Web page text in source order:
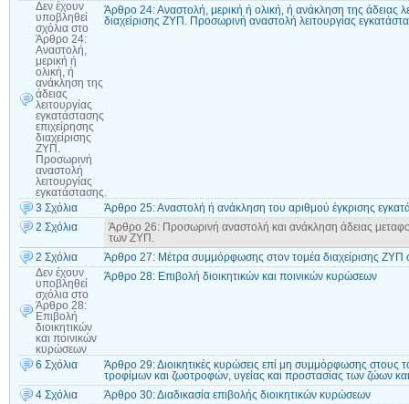
Δεν έχουν
υποβληθεί
σχόλια στο
Άρθρο 24:
Αναστολή,
μερική ή
ολική, ή
ανάκληση της
άδειας
λειτουργίας
εγκατάστασης
επιχείρησης
διαχείρισης
ΖΥΠ.
Προσωρινή
αναστολή
λειτουργίας
εγκατάστασης.
Άρθρο 24: Αναστολή, μερική ή ολική, ή ανάκληση της άδειας
διαχείρισης ΖΥΠ. Προσωρινή αναστολή λειτουργίας
3 Σχόλια
Άρθρο 25: Αναστολή ή ανάκληση του αριθμού έγκρισης
2 Σχόλια
Άρθρο 26: Προσωρινή αναστολή και ανάκληση άδειας
των ΖΥΠ.
2 Σχόλια
Άρθρο 27: Μέτρα συμμόρφωσης στον τομέα διαχείρισης ΖΥΠ
Δεν έχουν
υποβληθεί
σχόλια στο
Άρθρο 28:
Επιβολή
διοικητικών
και ποινικών
κυρώσεων
Άρθρο 28: Επιβολή διοικητικών και ποινικών κυρώσεων
6 Σχόλια
Άρθρο 29: Διοικητικές κυρώσεις επί μη συμμόρφωσης στους
τροφίμων και ζωοτροφών, υγείας και προστασίας των ζώων
4 Σχόλια
Άρθρο 30: Διαδικασία επιβολής διοικητικών κυρώσεων